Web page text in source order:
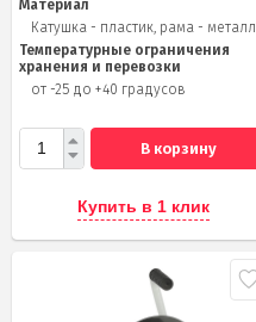
Материал
Катушка - пластик, рама - металл
Температурные ограничения
хранения и перевозки
от -25 до +40 градусов
В корзину
Купить в 1 клик